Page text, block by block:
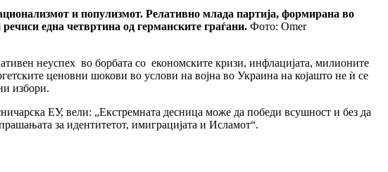
и популизмот. Релативно млада партија, формирана во
една четвртина од германските граѓани. Фото: Omer
неуспех во борбата со економските кризи, инфлацијата, милионите
ценовни шокови во услови на војна во Украина на којашто не ѝ се
избори.
ЕУ, вели: „Екстремната десница може да победи всушност и без да
за идентитетот, имиграцијата и Исламот“.